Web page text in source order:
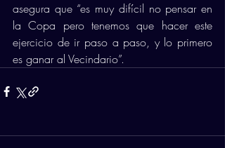
asegura que “es muy difícil no pensar en
la Copa pero tenemos que hacer este
ejercicio de ir paso a paso, y lo primero
es ganar al Vecindario”.